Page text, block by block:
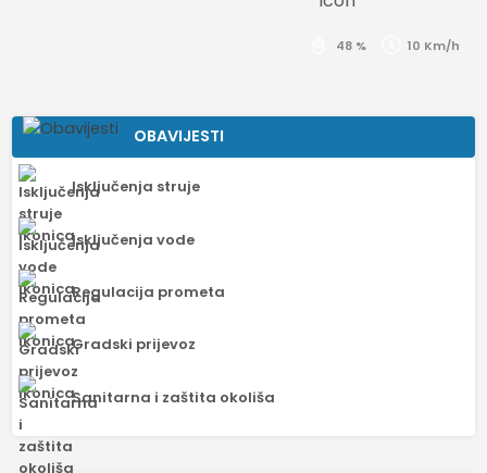
48 % 10 Km/h
OBAVIJESTI
Isključenja struje
Isključenja vode
Regulacija prometa
Gradski prijevoz
Sanitarna i zaštita okoliša